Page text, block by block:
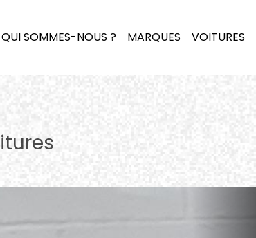
QUI SOMMES-NOUS ? MARQUES VOITURES